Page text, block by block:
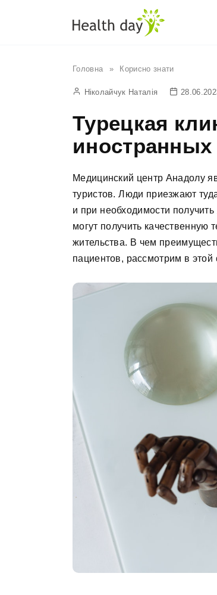
Головна » Корисно знати
Ніколайчук Наталія
Турецкая
иностранных
Медицинский центр Анадолу
туристов. Люди приезжают
и при необходимости
могут получить
жительства. В чем
пациентов, рассмотрим в этой